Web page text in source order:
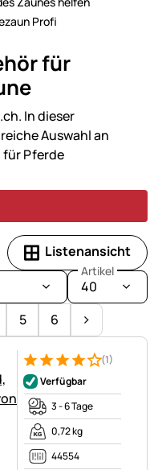
Profi
für
In dieser
Auswahl an
Pferde
Listenansicht
Artikel
40
5 6
Bewertung: 4 von 5 (1
1 Bewertung
(1)
Verfügbar
3 - 6 Tage
0,72 kg
44554